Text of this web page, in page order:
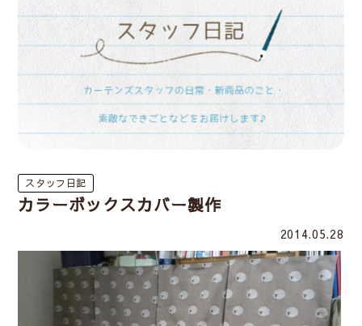
スタッフ日記
カラーボックスカバー製作
2014.05.28